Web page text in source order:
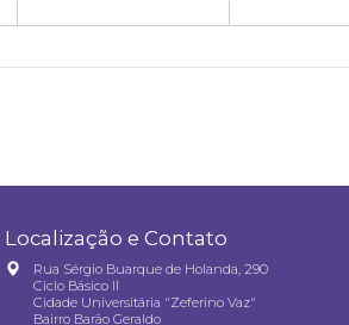
Localização e Contato
Rua Sérgio Buarque de Holanda, 290
Ciclo Básico II
Cidade Universitária "Zeferino Vaz"
Bairro Barão Geraldo